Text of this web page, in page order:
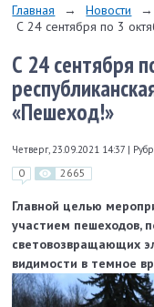
Главная → Новости →
С 24 сентября по 3
С 24 сентября
«Пешеход!»
Четверг, 23.09.2021 14:37 |
0 2665
Главной целью
участием пешеходов,
световозвращающих
видимости в темное